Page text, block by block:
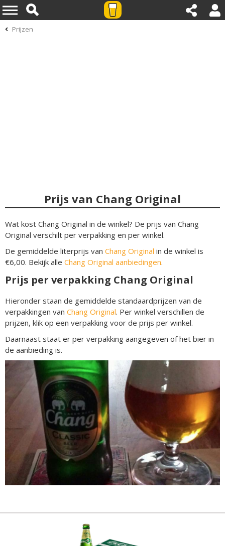
Prijzen
Prijs van Chang Original
Wat kost Chang Original in de winkel? De prijs van Chang
Original verschilt per verpakking en per winkel.
De gemiddelde literprijs van Chang Original in de winkel is
€6,00. Bekijk alle Chang Original aanbiedingen.
Prijs per verpakking Chang Original
Hieronder staan de gemiddelde standaardprijzen van de
verpakkingen van Chang Original. Per winkel verschillen de
prijzen, klik op een verpakking voor de prijs per winkel.
Daarnaast staat er per verpakking aangegeven of het bier in
de aanbieding is.